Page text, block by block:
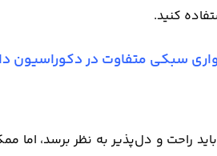
کنید.
سبکی متفاوت در دکوراسیون
راحت و دل‌پذیر به نظر برسد، اما